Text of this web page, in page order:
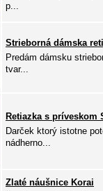
p...
Strieborná dámska
Predám dámsku
tvar...
Retiazka s príveskom
Darček ktorý istotne
nádherno...
Zlaté náušnice Korai